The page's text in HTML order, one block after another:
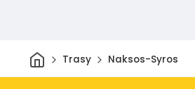
DomTrasy Naksos-Syros